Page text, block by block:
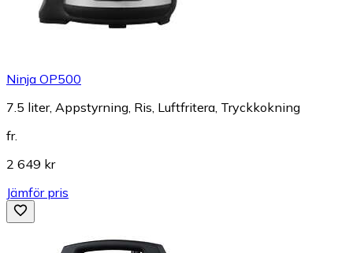
Ninja OP500
7.5 liter, Appstyrning, Ris, Luftfritera, Tryckkokning
fr.
2 649 kr
Jämför pris